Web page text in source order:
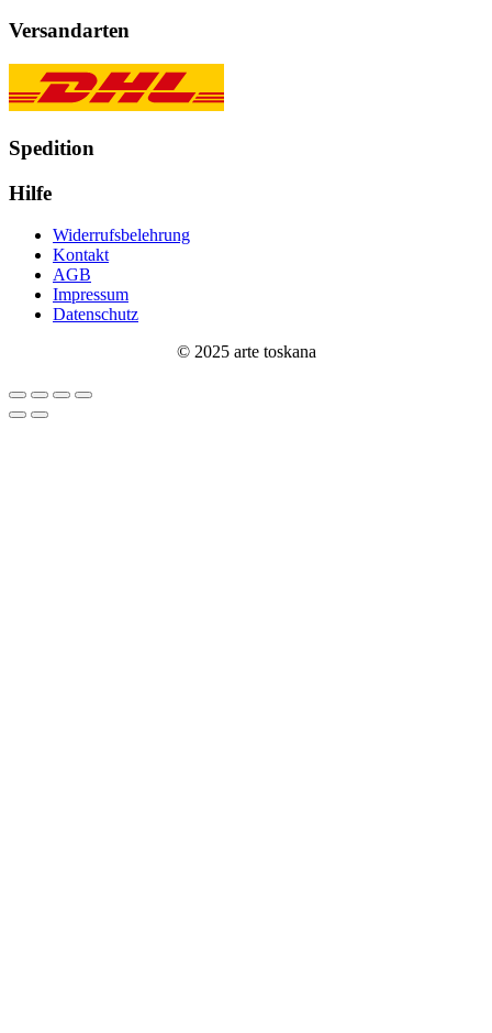
Versandarten
Spedition
Hilfe
Widerrufsbelehrung
Kontakt
AGB
Impressum
Datenschutz
© 2025 arte toskana